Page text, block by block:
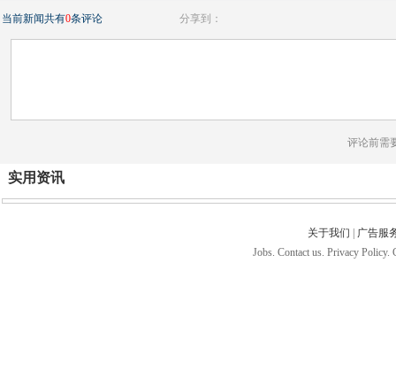
当前新闻共有0条评论 分享到：
评论前需
实用资讯
关于我们
广告服
Jobs. Contact us. Privacy